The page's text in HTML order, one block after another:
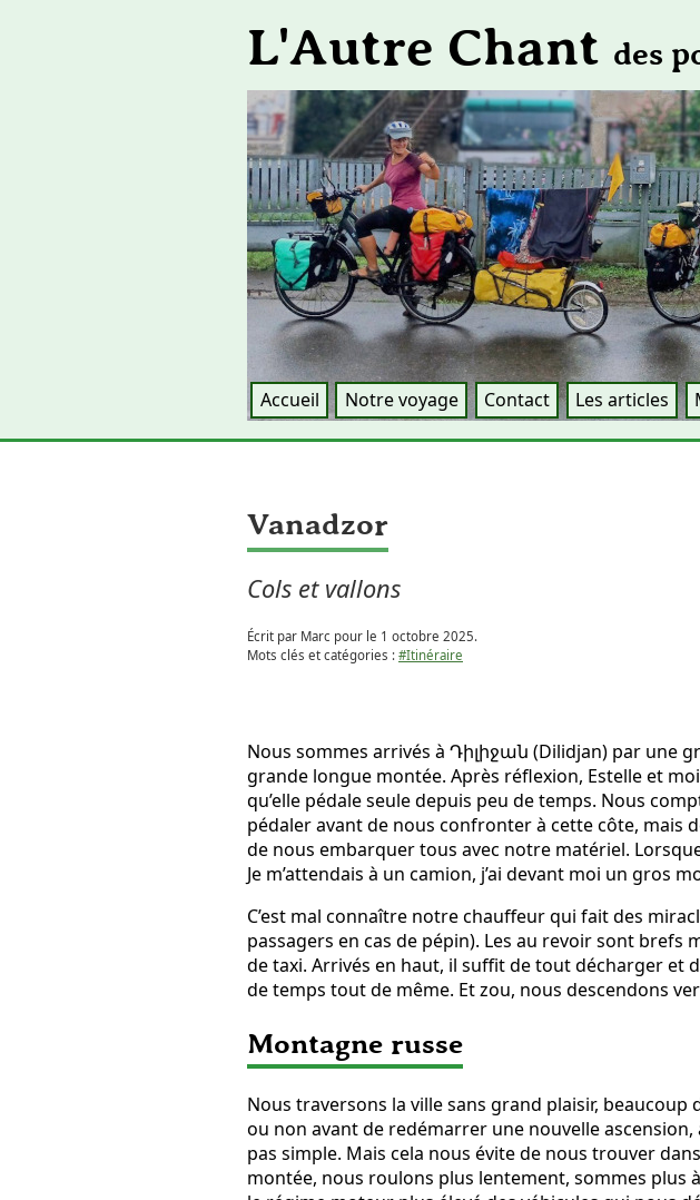
L'Autre Chant des
Accueil Notre voyage Contact Les articles
Vanadzor
Cols et vallons
Écrit par Marc pour le 1 octobre 2025.
Mots clés et catégories : #Itinéraire
Nous sommes arrivés à Դիլիջան (Dilidjan) par une
grande longue montée. Après réflexion, Estelle et
qu’elle pédale seule depuis peu de temps. Nous
pédaler avant de nous confronter à cette côte, mais
de nous embarquer tous avec notre matériel.
Je m’attendais à un camion, j’ai devant moi un gros
C’est mal connaître notre chauffeur qui fait des
passagers en cas de pépin). Les au revoir sont
de taxi. Arrivés en haut, il suffit de tout décharger et
de temps tout de même. Et zou, nous descendons
Montagne russe
Nous traversons la ville sans grand plaisir,
ou non avant de redémarrer une nouvelle ascension,
pas simple. Mais cela nous évite de nous trouver
montée, nous roulons plus lentement, sommes plus